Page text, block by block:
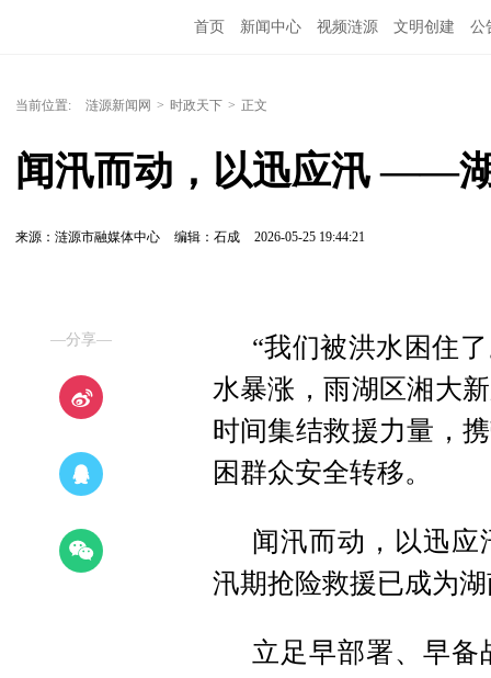
首页 新闻中心 视频涟源 文明创建 公
当前位置: 涟源新闻网 > 时政天下 > 正文
闻汛而动，以迅应汛 ——
来源：涟源市融媒体中心 编辑：石成 2026-05-25 19:44:21
—分享—
“我们被洪水困住
水暴涨，雨湖区湘大
时间集结救援力量，
困群众安全转移。
闻汛而动，以迅
汛期抢险救援已成为
立足早部署、早